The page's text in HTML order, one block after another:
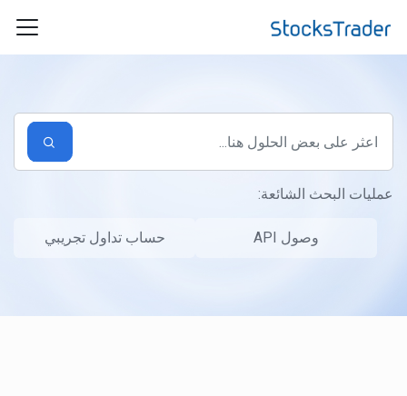
عمليات البحث الشائعة:
وصول API حساب تداول تجريبي